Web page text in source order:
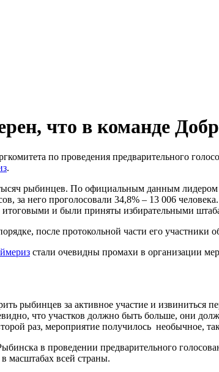
что в команде
по проведения предварительного
.
рыбинцев. По официальным данным лидером
за него проголосовали 34,8% – 13 006
итоговыми и были приняты избирательными
после протокольной части его
стали очевидны промахи в организации
рыбинцев за активное участие и извиниться
что участков должно быть больше, они
раз, мероприятие получилось необычное,
в проведении предварительного
масштабах всей страны.